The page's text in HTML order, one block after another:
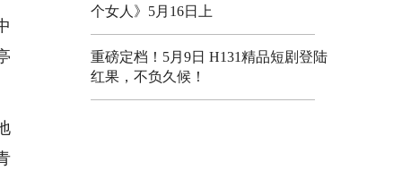
个女人》5月16日上
重磅定档！5月9日 H131精品短剧登陆
红果，不负久候！